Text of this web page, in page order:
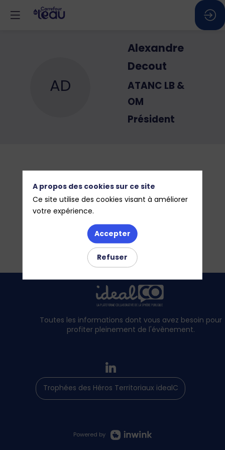
AD
Alexandre
Decout
ATANC LB &
OM
Président
Toutes les informations dont vous avez besoin pour
profiter pleinement de l'évènement.
Trophées des Héros Territoriaux idealCO
Powered by
A propos des cookies sur ce site
Ce site utilise des cookies visant à améliorer
votre expérience.
Accepter
Refuser